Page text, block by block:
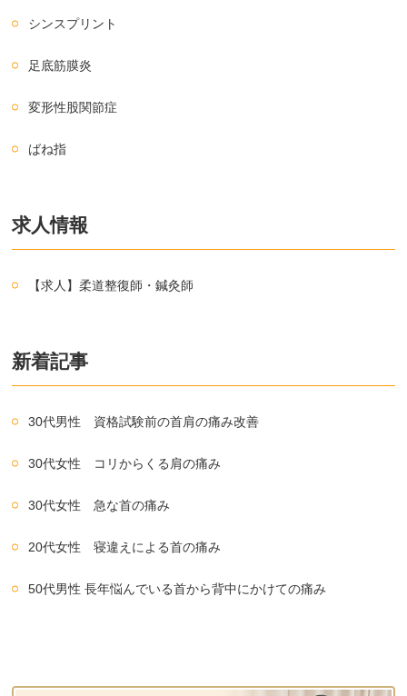
シンスプリント
足底筋膜炎
変形性股関節症
ばね指
求人情報
【求人】柔道整復師・鍼灸師
新着記事
30代男性 資格試験前の首肩の痛み改善
30代女性 コリからくる肩の痛み
30代女性 急な首の痛み
20代女性 寝違えによる首の痛み
50代男性 長年悩んでいる首から背中にかけての痛み